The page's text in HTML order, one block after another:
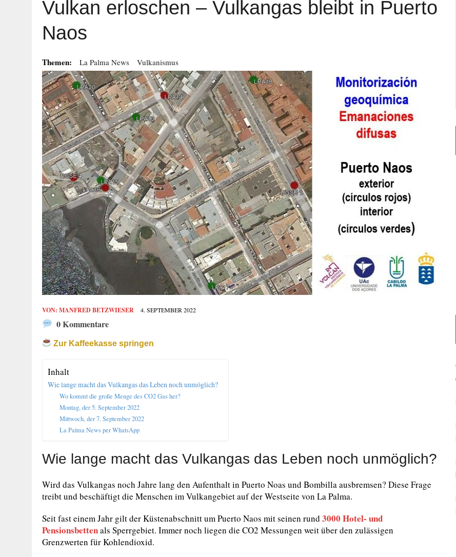
Vulkan erloschen – Vulkangas bleibt in Puerto
Naos
Themen: La Palma News Vulkanismus
VON: MANFRED BETZWIESER 4. SEPTEMBER 2022
0 Kommentare
Zur Kaffeekasse springen
Inhalt
Wie lange macht das Vulkangas das Leben noch unmöglich?
Wo kommt die große Menge des CO2 Gas her?
Montag, der 5. September 2022
Mittwoch, der 7. September 2022
La Palma News per WhatsApp
Wie lange macht das Vulkangas das Leben noch unmöglich?
Wird das Vulkangas noch Jahre lang den Aufenthalt in Puerto Noas und Bombilla ausbremsen? Diese Frage
treibt und beschäftigt die Menschen im Vulkangebiet auf der Westseite von La Palma.
Seit fast einem Jahr gilt der Küstenabschnitt um Puerto Naos mit seinen rund 3000 Hotel- und
Pensionsbettenals Sperrgebiet. Immer noch liegen die CO2 Messungen weit über den zulässigen
Grenzwerten für Kohlendioxid.